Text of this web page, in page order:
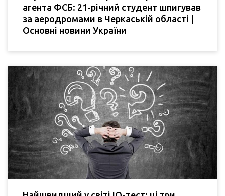
агента ФСБ: 21-річний студент шпигував
за аеродромами в Черкаській області |
Основні новини України